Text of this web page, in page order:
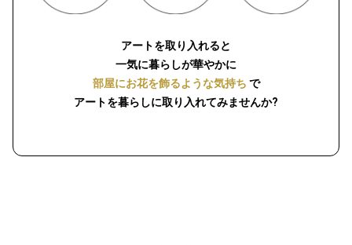
アートを取り入れると
一気に暮らしが華やかに
部屋にお花を飾るような気持ち で
アートを暮らしに取り入れてみませんか?